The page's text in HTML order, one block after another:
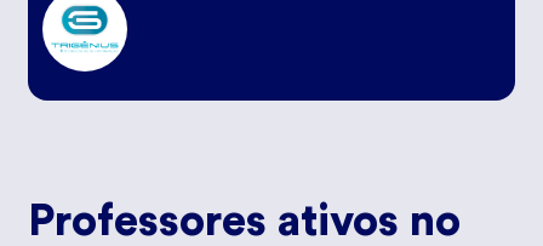
Professores ativos no